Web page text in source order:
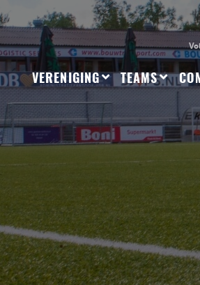
VERENIGING TEAMS